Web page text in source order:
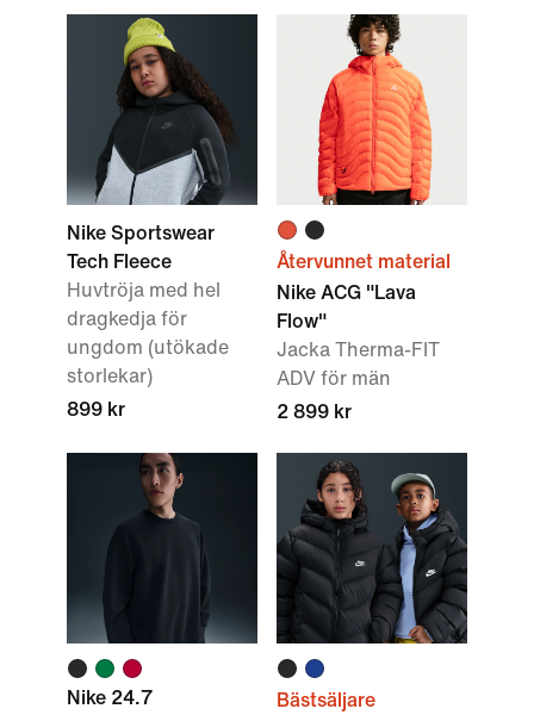
Nike Sportswear
Tech Fleece
Huvtröja med hel
dragkedja för
ungdom (utökade
storlekar)
899 kr
Återvunnet material
Nike ACG "Lava
Flow"
Jacka Therma-FIT
ADV för män
2 899 kr
Nike 24.7
Bästsäljare